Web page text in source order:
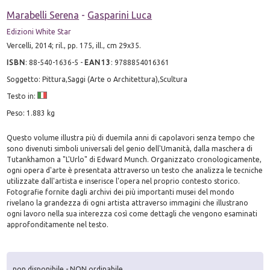
Marabelli Serena - Gasparini Luca
Edizioni White Star
Vercelli, 2014; ril., pp. 175, ill., cm 29x35.
ISBN:88-540-1636-5 - EAN13 :9788854016361
Soggetto: Pittura,Saggi (Arte o Architettura),Scultura
Testo in:
Peso: 1.883 kg
Questo volume illustra più di duemila anni di capolavori senza tempo che
sono divenuti simboli universali del genio dell'Umanità, dalla maschera di
Tutankhamon a "L'Urlo" di Edward Munch. Organizzato cronologicamente,
ogni opera d'arte è presentata attraverso un testo che analizza le tecniche
utilizzate dall'artista e inserisce l'opera nel proprio contesto storico.
Fotografie fornite dagli archivi dei più importanti musei del mondo
rivelano la grandezza di ogni artista attraverso immagini che illustrano
ogni lavoro nella sua interezza così come dettagli che vengono esaminati
approfonditamente nel testo.